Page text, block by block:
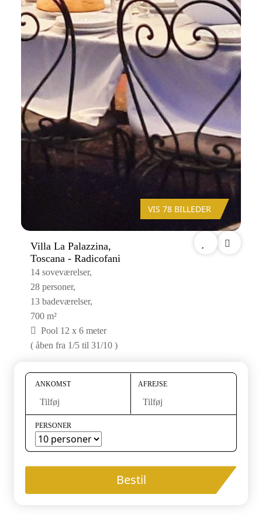
VIS 78 BILLEDER
Villa La Palazzina,
Toscana - Radicofani
14 soveværelser,
28 personer,
13 badeværelser,
700 m²
Pool 12 x 6 meter
( åben fra 1/5 til 31/10 )
ANKOMST
Tilføj
AFREJSE
Tilføj
PERSONER
Bestil